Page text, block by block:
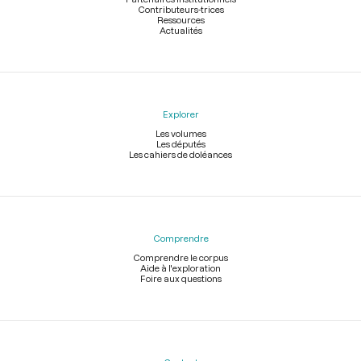
Contributeurs-trices
Ressources
Actualités
Explorer
Les volumes
Les députés
Les cahiers de doléances
Comprendre
Comprendre le corpus
Aide à l'exploration
Foire aux questions